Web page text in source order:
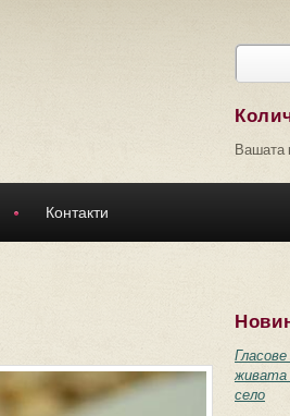
Търси
Вашата
Контакти
живата
село